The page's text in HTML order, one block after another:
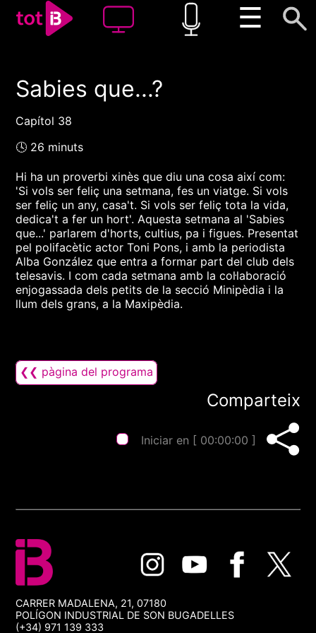
☰
00:00 00:00
Sabies que...?
Capítol 38
🕓 26 minuts
Hi ha un proverbi xinès que diu una cosa així com:
'Si vols ser feliç una setmana, fes un viatge. Si vols
ser feliç un any, casa't. Si vols ser feliç tota la vida,
dedica't a fer un hort'. Aquesta setmana al 'Sabies
que...' parlarem d'horts, cultius, pa i figues. Presentat
pel polifacètic actor Toni Pons, i amb la periodista
Alba González que entra a formar part del club dels
telesavis. I com cada setmana amb la col·laboració
enjogassada dels petits de la secció Minipèdia i la
llum dels grans, a la Maxipèdia.
❮❮ pàgina del programa
Comparteix
Iniciar en [ 00:00:00 ]
CARRER MADALENA, 21, 07180
POLÍGON INDUSTRIAL DE SON BUGADELLES
(+34) 971 139 333